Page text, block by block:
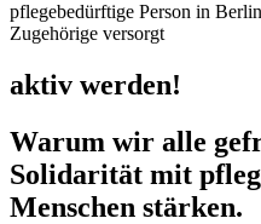
pflegebedürftige Person in
Zugehörige versorgt
aktiv werden!
Warum wir alle
Solidarität mit
Menschen stärken.